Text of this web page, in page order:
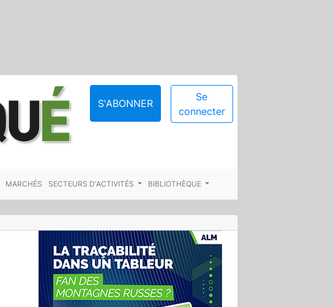
S'ABONNER
Se
connecter
MARCHÉS SECTEURS D'ACTIVITÉS BIBLIOTHÈQUE